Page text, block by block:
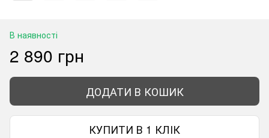
В наявності
2 890 грн
ДОДАТИ В КОШИК
КУПИТИ В 1 КЛІК